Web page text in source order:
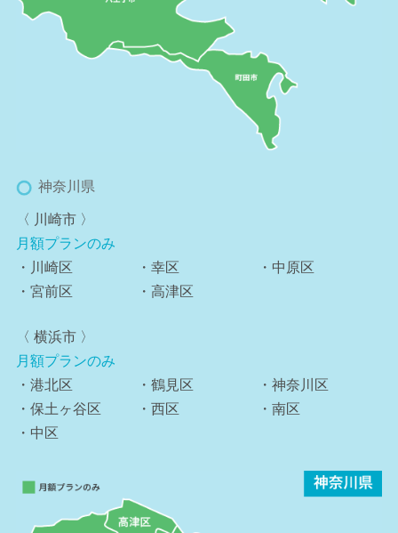
神奈川県
〈 川崎市 〉
月額プランのみ
・川崎区
・幸区
・中原区
・宮前区
・高津区
〈 横浜市 〉
月額プランのみ
・港北区
・鶴見区
・神奈川区
・保土ヶ谷区
・西区
・南区
・中区